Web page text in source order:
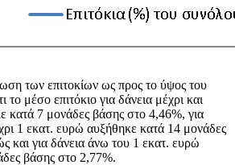
των επιτοκίων ως προς το ύψος του
το μέσο επιτόκιο για δάνεια μέχρι και
κατά 7 μονάδες βάσης στο 4,46%, για
1 εκατ. ευρώ αυξήθηκε κατά 14 μονάδες
και για δάνεια άνω του 1 εκατ. ευρώ
βάσης στο 2,77%.